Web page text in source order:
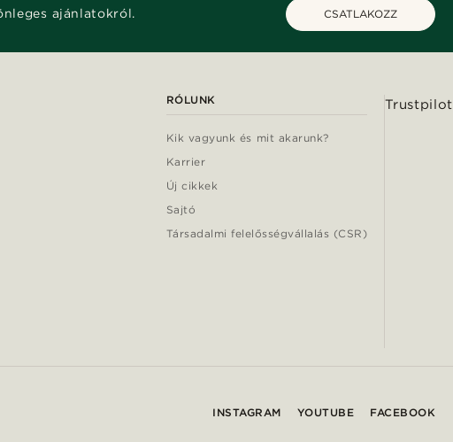
ajánlatokról. CSATLAKOZZ
RÓLUNK
Kik vagyunk és mit akarunk?
Karrier
Új cikkek
Sajtó
Társadalmi felelősségvállalás (CSR)
Trustpilot
INSTAGRAM YOUTUBE FACEBOOK